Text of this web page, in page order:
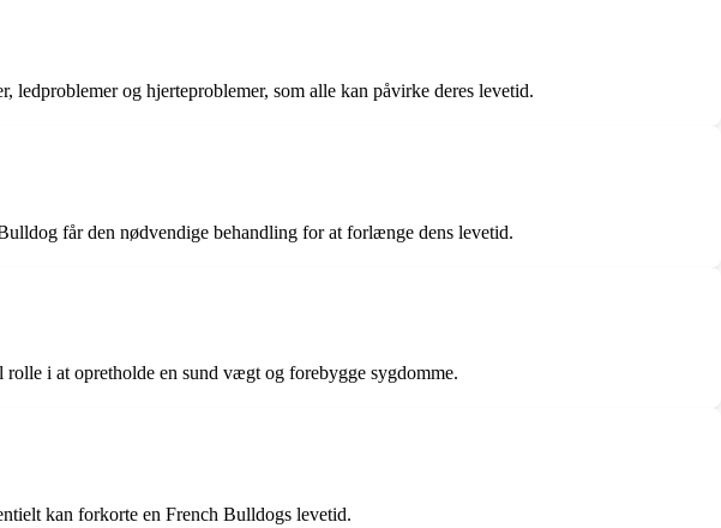
og hjerteproblemer, som alle kan påvirke deres levetid.
får den nødvendige behandling for at forlænge dens levetid.
i at opretholde en sund vægt og forebygge sygdomme.
kan forkorte en French Bulldogs levetid.